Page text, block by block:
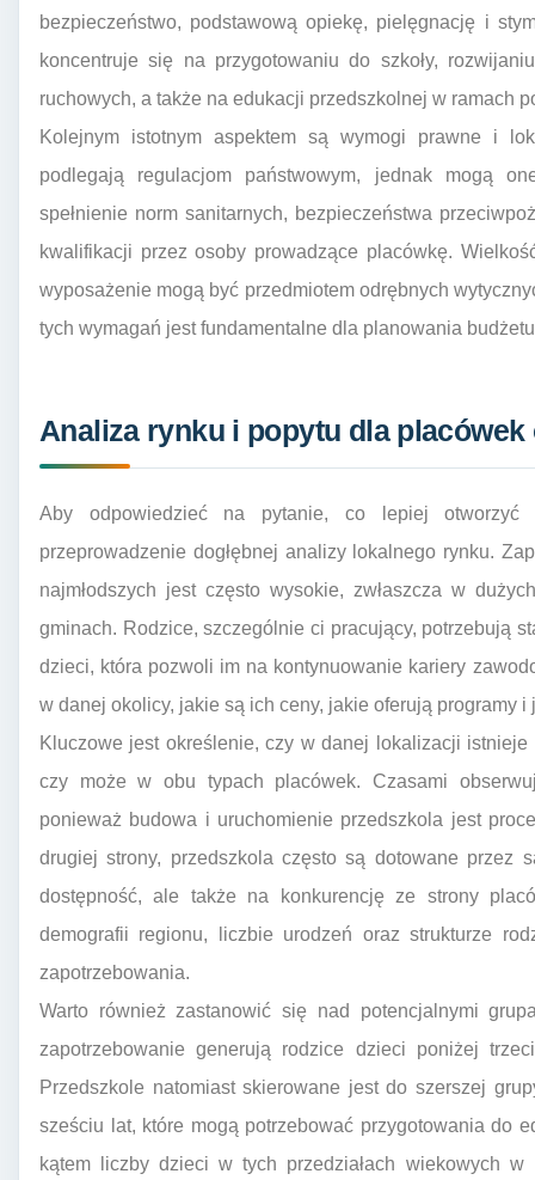
bezpieczeństwo, podstawową opiekę, pielęgnację i
koncentruje się na przygotowaniu do szkoły,
ruchowych, a także na edukacji przedszkolnej w ramach
Kolejnym istotnym aspektem są wymogi prawne i
podlegają regulacjom państwowym, jednak mogą
spełnienie norm sanitarnych, bezpieczeństwa
kwalifikacji przez osoby prowadzące placówkę.
wyposażenie mogą być przedmiotem odrębnych
tych wymagań jest fundamentalne dla planowania
Analiza rynku i popytu dla
Aby odpowiedzieć na pytanie, co lepiej otworzyć
przeprowadzenie dogłębnej analizy lokalnego rynku.
najmłodszych jest często wysokie, zwłaszcza w
gminach. Rodzice, szczególnie ci pracujący, potrzebują
dzieci, która pozwoli im na kontynuowanie kariery
w danej okolicy, jakie są ich ceny, jakie oferują programy
Kluczowe jest określenie, czy w danej lokalizacji
czy może w obu typach placówek. Czasami
ponieważ budowa i uruchomienie przedszkola jest
drugiej strony, przedszkola często są dotowane przez
dostępność, ale także na konkurencję ze strony
demografii regionu, liczbie urodzeń oraz strukturze
zapotrzebowania.
Warto również zastanowić się nad potencjalnymi
zapotrzebowanie generują rodzice dzieci poniżej
Przedszkole natomiast skierowane jest do szerszej
sześciu lat, które mogą potrzebować przygotowania do
kątem liczby dzieci w tych przedziałach wiekowych